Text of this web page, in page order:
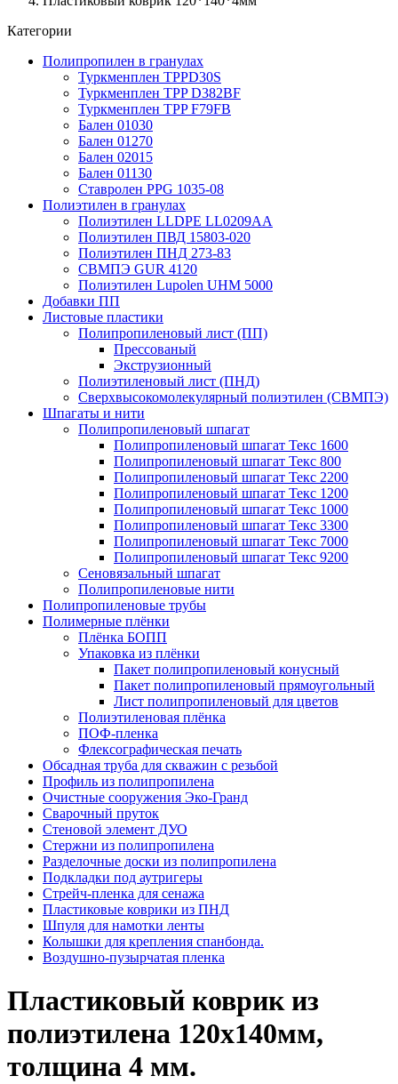
Категории
Полипропилен в гранулах
Туркменплен TPPD30S
Туркменплен TPP D382BF
Туркменплен TPP F79FB
Бален 01030
Бален 01270
Бален 02015
Бален 01130
Ставролен PPG 1035-08
Полиэтилен в гранулах
Полиэтилен LLDPE LL0209AA
Полиэтилен ПВД 15803-020
Полиэтилен ПНД 273-83
СВМПЭ GUR 4120
Полиэтилен Lupolen UHM 5000
Добавки ПП
Листовые пластики
Полипропиленовый лист (ПП)
Прессованый
Экструзионный
Полиэтиленовый лист (ПНД)
Сверхвысокомолекулярный полиэтилен (СВМПЭ)
Шпагаты и нити
Полипропиленовый шпагат
Полипропиленовый шпагат Текс 1600
Полипропиленовый шпагат Текс 800
Полипропиленовый шпагат Текс 2200
Полипропиленовый шпагат Текс 1200
Полипропиленовый шпагат Текс 1000
Полипропиленовый шпагат Текс 3300
Полипропиленовый шпагат Текс 7000
Полипропиленовый шпагат Текс 9200
Сеновязальный шпагат
Полипропиленовые нити
Полипропиленовые трубы
Полимерные плёнки
Плёнка БОПП
Упаковка из плёнки
Пакет полипропиленовый конусный
Пакет полипропиленовый прямоугольный
Лист полипропиленовый для цветов
Полиэтиленовая плёнка
ПОФ-пленка
Флексографическая печать
Обсадная труба для скважин с резьбой
Профиль из полипропилена
Очистные сооружения Эко-Гранд
Сварочный пруток
Стеновой элемент ДУО
Стержни из полипропилена
Разделочные доски из полипропилена
Подкладки под аутригеры
Cтрейч-пленка для сенажа
Пластиковые коврики из ПНД
Шпуля для намотки ленты
Колышки для крепления спанбонда.
Воздушно-пузырчатая пленка
Пластиковый коврик из
полиэтилена 120х140мм,
толщина 4 мм.